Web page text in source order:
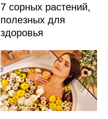
7 сорных растений,
полезных для
здоровья